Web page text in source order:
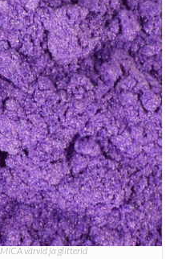
MICA värvid ja glitterid